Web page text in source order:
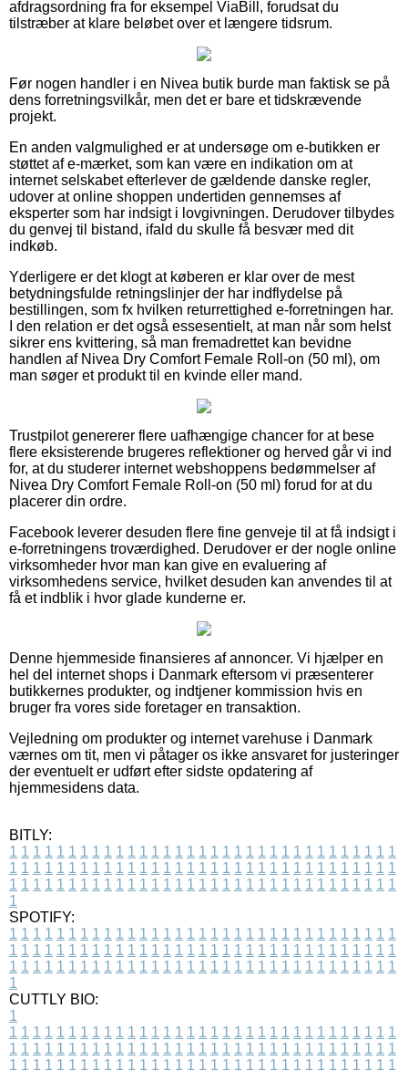
afdragsordning fra for eksempel ViaBill, forudsat du
tilstræber at klare beløbet over et længere tidsrum.
Før nogen handler i en Nivea butik burde man faktisk se på
dens forretningsvilkår, men det er bare et tidskrævende
projekt.
En anden valgmulighed er at undersøge om e-butikken er
støttet af e-mærket, som kan være en indikation om at
internet selskabet efterlever de gældende danske regler,
udover at online shoppen undertiden gennemses af
eksperter som har indsigt i lovgivningen. Derudover tilbydes
du genvej til bistand, ifald du skulle få besvær med dit
indkøb.
Yderligere er det klogt at køberen er klar over de mest
betydningsfulde retningslinjer der har indflydelse på
bestillingen, som fx hvilken returrettighed e-forretningen har.
I den relation er det også essesentielt, at man når som helst
sikrer ens kvittering, så man fremadrettet kan bevidne
handlen af Nivea Dry Comfort Female Roll-on (50 ml), om
man søger et produkt til en kvinde eller mand.
Trustpilot genererer flere uafhængige chancer for at bese
flere eksisterende brugeres reflektioner og herved går vi ind
for, at du studerer internet webshoppens bedømmelser af
Nivea Dry Comfort Female Roll-on (50 ml) forud for at du
placerer din ordre.
Facebook leverer desuden flere fine genveje til at få indsigt i
e-forretningens troværdighed. Derudover er der nogle online
virksomheder hvor man kan give en evaluering af
virksomhedens service, hvilket desuden kan anvendes til at
få et indblik i hvor glade kunderne er.
Denne hjemmeside finansieres af annoncer. Vi hjælper en
hel del internet shops i Danmark eftersom vi præsenterer
butikkernes produkter, og indtjener kommission hvis en
bruger fra vores side foretager en transaktion.
Vejledning om produkter og internet varehuse i Danmark
værnes om tit, men vi påtager os ikke ansvaret for justeringer
der eventuelt er udført efter sidste opdatering af
hjemmesidens data.
BITLY:
1 1 1 1 1 1 1 1 1 1 1 1 1 1 1 1 1 1 1 1 1 1 1 1 1 1 1 1 1 1 1 1 1
1 1 1 1 1 1 1 1 1 1 1 1 1 1 1 1 1 1 1 1 1 1 1 1 1 1 1 1 1 1 1 1 1
1 1 1 1 1 1 1 1 1 1 1 1 1 1 1 1 1 1 1 1 1 1 1 1 1 1 1 1 1 1 1 1 1
1
SPOTIFY:
1 1 1 1 1 1 1 1 1 1 1 1 1 1 1 1 1 1 1 1 1 1 1 1 1 1 1 1 1 1 1 1 1
1 1 1 1 1 1 1 1 1 1 1 1 1 1 1 1 1 1 1 1 1 1 1 1 1 1 1 1 1 1 1 1 1
1 1 1 1 1 1 1 1 1 1 1 1 1 1 1 1 1 1 1 1 1 1 1 1 1 1 1 1 1 1 1 1 1
1
CUTTLY BIO:
1
1 1 1 1 1 1 1 1 1 1 1 1 1 1 1 1 1 1 1 1 1 1 1 1 1 1 1 1 1 1 1 1 1
1 1 1 1 1 1 1 1 1 1 1 1 1 1 1 1 1 1 1 1 1 1 1 1 1 1 1 1 1 1 1 1 1
1 1 1 1 1 1 1 1 1 1 1 1 1 1 1 1 1 1 1 1 1 1 1 1 1 1 1 1 1 1 1 1 1